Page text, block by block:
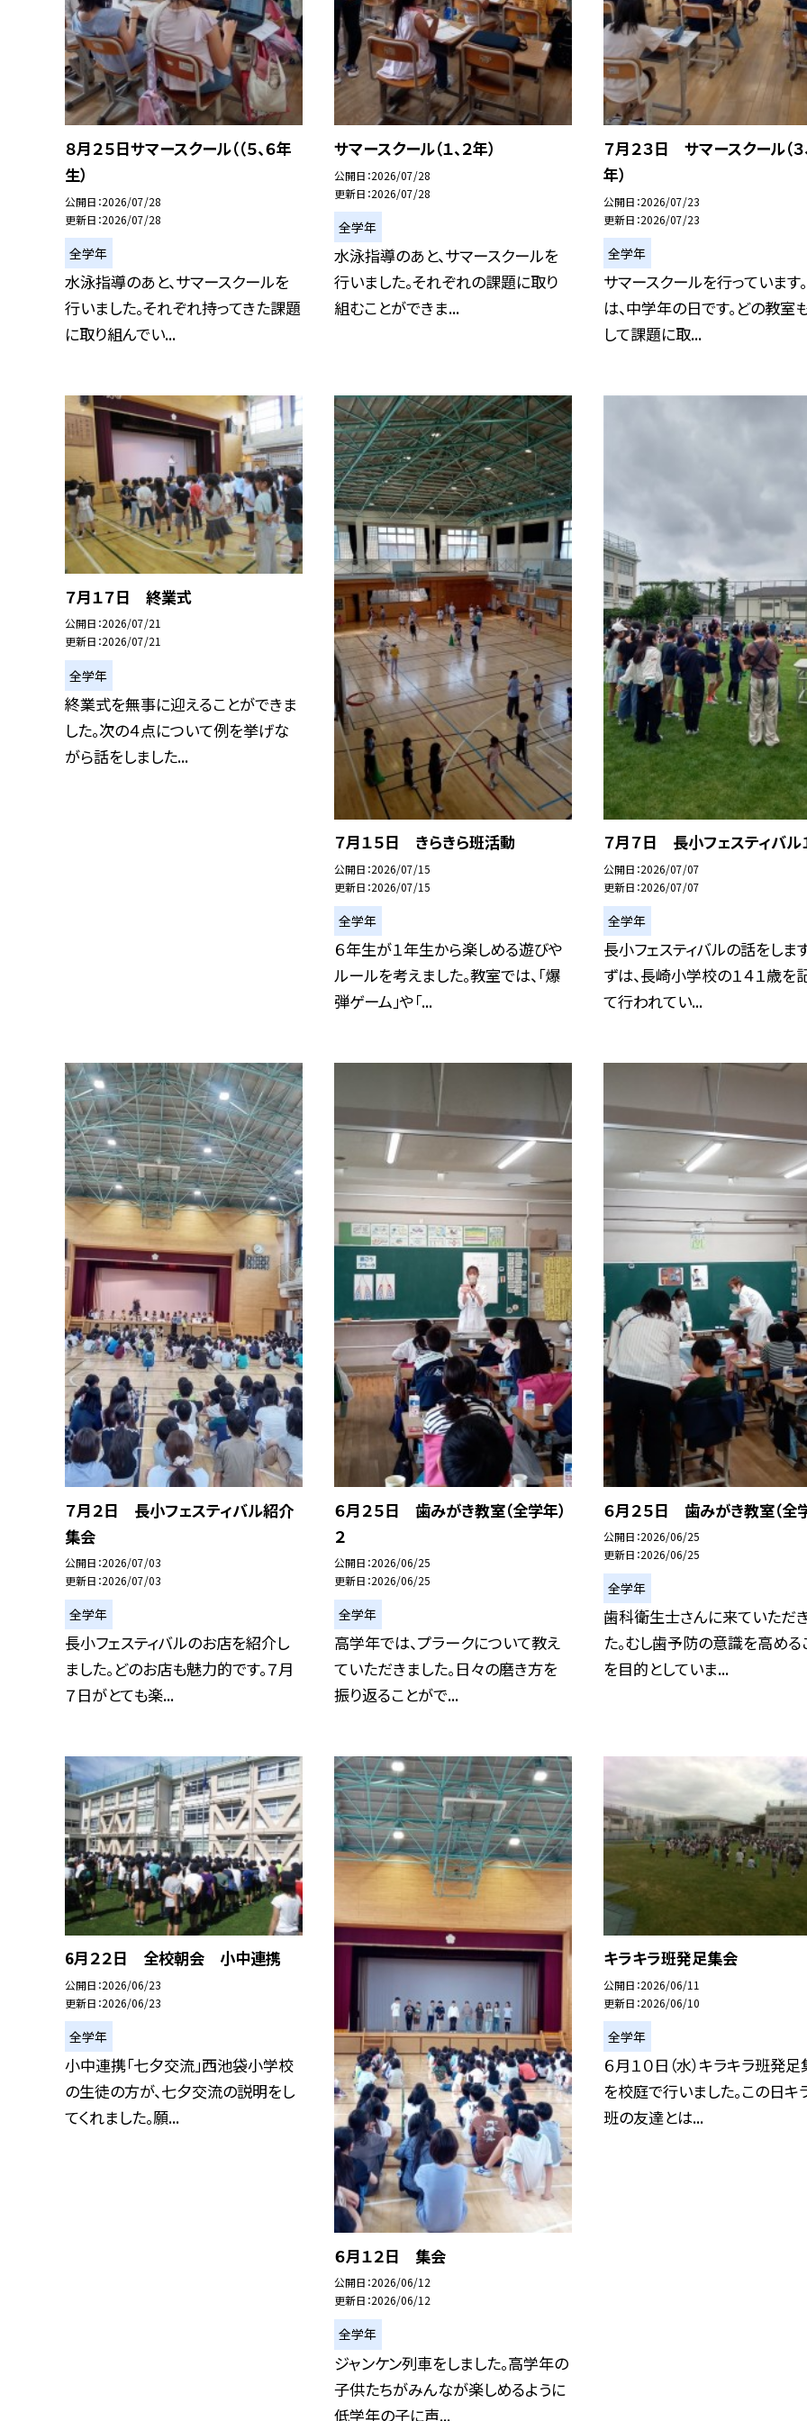
８月２５日サマースクール（（５、６年
生）
公開日 2026/07/28
更新日 2026/07/28
全学年
水泳指導のあと、サマースクールを
行いました。それぞれ持ってきた課題
に取り組んでい...
サマースクール（１、２年）
公開日 2026/07/28
更新日 2026/07/28
全学年
水泳指導のあと、サマースクールを
行いました。それぞれの課題に取り
組むことができま...
７月２３日 サマースクール（３
年）
公開日 2026/07/23
更新日 2026/07/23
全学年
サマースクールを行っています
は、中学年の日です。どの教室
して課題に取...
７月１７日 終業式
公開日 2026/07/21
更新日 2026/07/21
全学年
終業式を無事に迎えることができま
した。次の４点について例を挙げな
がら話をしました...
７月１５日 きらきら班活動
公開日 2026/07/15
更新日 2026/07/15
全学年
６年生が１年生から楽しめる遊びや
ルールを考えました。教室では、「爆
弾ゲーム」や「...
７月７日 長小フェスティバル
公開日 2026/07/07
更新日 2026/07/07
全学年
長小フェスティバルの話をしま
ずは、長崎小学校の１４１歳を
て行われてい...
７月２日 長小フェスティバル紹介
集会
公開日 2026/07/03
更新日 2026/07/03
全学年
長小フェスティバルのお店を紹介し
ました。どのお店も魅力的です。７月
７日がとても楽...
６月２５日 歯みがき教室（全学年）
２
公開日 2026/06/25
更新日 2026/06/25
全学年
高学年では、プラークについて教え
ていただきました。日々の磨き方を
振り返ることがで...
６月２５日 歯みがき教室（全
公開日 2026/06/25
更新日 2026/06/25
全学年
歯科衛生士さんに来ていただ
た。むし歯予防の意識を高める
を目的としていま...
6月２２日 全校朝会 小中連携
公開日 2026/06/23
更新日 2026/06/23
全学年
小中連携「七夕交流」西池袋小学校
の生徒の方が、七夕交流の説明をし
てくれました。願...
６月１２日 集会
公開日 2026/06/12
更新日 2026/06/12
全学年
ジャンケン列車をしました。高学年の
子供たちがみんなが楽しめるように
低学年の子に声...
キラキラ班発足集会
公開日 2026/06/11
更新日 2026/06/10
全学年
６月１０日（水）キラキラ班発
を校庭で行いました。この日キ
班の友達とは...